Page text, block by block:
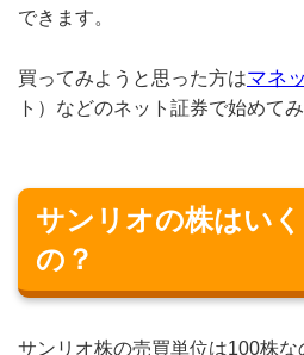
できます。
買ってみようと思った方はマネ
ト）などのネット証券で始めて
サンリオの株はい
の？
サンリオ株の売買単位は100株